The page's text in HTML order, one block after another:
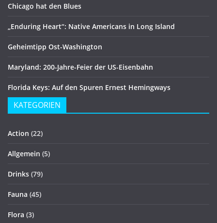
Chicago hat den Blues
„Enduring Heart“: Native Americans in Long Island
Geheimtipp Ost-Washington
Maryland: 200-Jahre-Feier der US-Eisenbahn
Florida Keys: Auf den Spuren Ernest Hemingways
KATEGORIEN
Action (22)
Allgemein (5)
Drinks (79)
Fauna (45)
Flora (3)